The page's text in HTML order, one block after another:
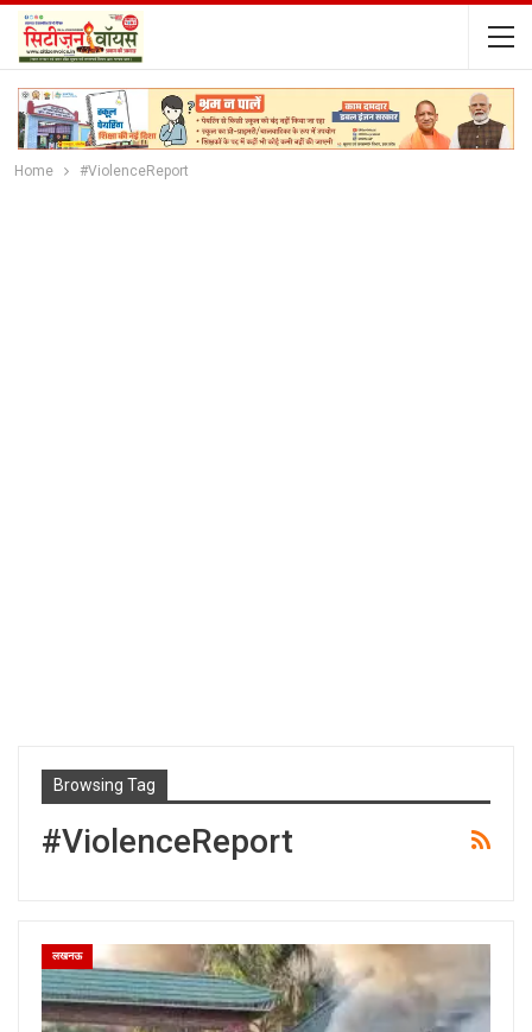
Home #ViolenceReport
Browsing Tag
#ViolenceReport
लखनऊ